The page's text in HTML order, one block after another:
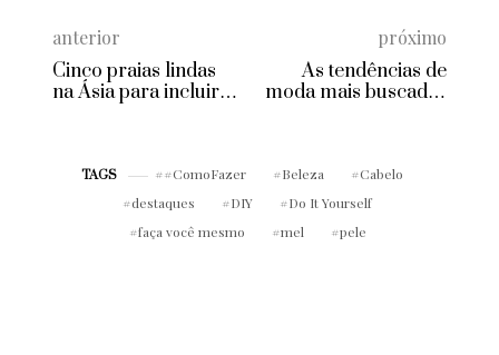
anterior
Cinco praias lindas
na Ásia para incluir
próximo
As tendências de
moda mais buscadas
TAGS #ComoFazer Beleza
Cabelo
destaques
DIY
Do It Yourself
faça você mesmo
mel pele